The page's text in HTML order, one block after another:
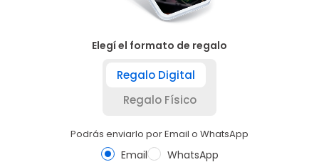
Elegí el formato de regalo
Regalo Digital
Regalo Físico
Podrás enviarlo por Email o WhatsApp
Email WhatsApp